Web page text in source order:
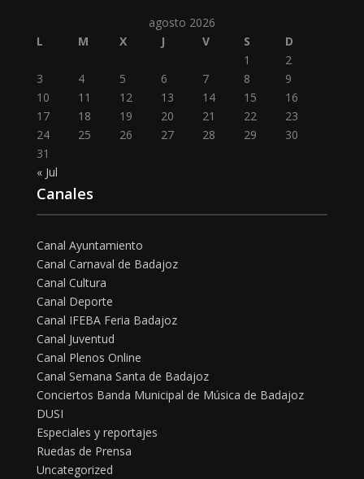
agosto 2026
L
M X J V S
D
1
2
3
4 5 6 7 8
9
10
11 12 13 14 15
16
17
18 19 20 21 22
23
24
25 26 27 28 29
30
31
« Jul
Canales
Canal Ayuntamiento
Canal Carnaval de Badajoz
Canal Cultura
Canal Deporte
Canal IFEBA Feria Badajoz
Canal Juventud
Canal Plenos Online
Canal Semana Santa de Badajoz
Conciertos Banda Municipal de Música de Badajoz
DUSI
Especiales y reportajes
Ruedas de Prensa
Uncategorized